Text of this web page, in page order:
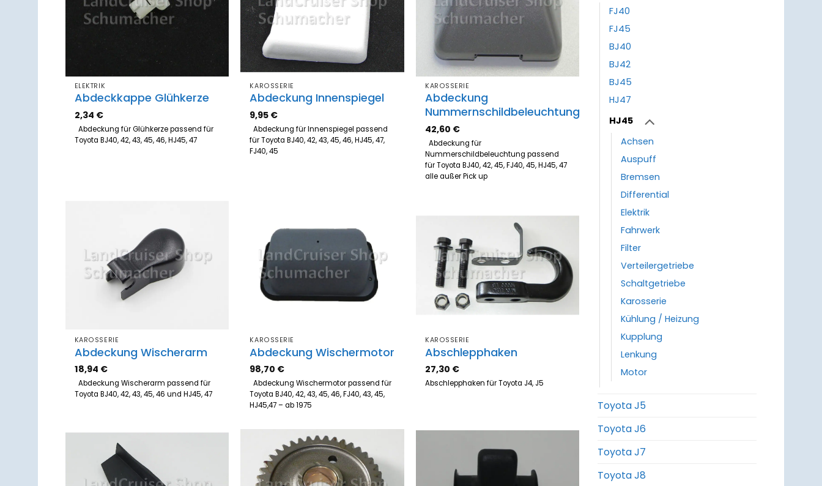
ELEKTRIK
Abdeckkappe Glühkerze
2,34 €
Abdeckung für Glühkerze passend für
Toyota BJ40, 42, 43, 45, 46, HJ45, 47
KAROSSERIE
Abdeckung Innenspiegel
9,95 €
Abdeckung für Innenspiegel passend
für Toyota BJ40, 42, 43, 45, 46, HJ45, 47,
FJ40, 45
KAROSSERIE
Abdeckung
Nummernschildbeleuchtung
42,60 €
Abdeckung für
Nummerschildbeleuchtung passend
für Toyota BJ40, 42, 45, FJ40, 45, HJ45, 47
alle außer Pick up
Merkzettel
hinzufügen
KAROSSERIE
Abdeckung Wischerarm
18,94 €
Abdeckung Wischerarm passend für
Toyota BJ40, 42, 43, 45, 46 und HJ45, 47
Merkzettel
hinzufügen
KAROSSERIE
Abdeckung Wischermotor
98,70 €
Abdeckung Wischermotor passend für
Toyota BJ40, 42, 43, 45, 46, FJ40, 43, 45,
HJ45,47 – ab 1975
hinzufügen
KAROSSERIE
Abschlepphaken
27,30 €
Abschlepphaken für Toyota J4, J5
hinzufügen
Zum
Merkzettel
hinzufügen
Merkzettel
hinzufügen
FJ40
FJ45
BJ40
BJ42
BJ45
HJ47
HJ45
Achsen
Auspuff
Bremsen
Differential
Elektrik
Fahrwerk
Filter
Verteilergetriebe
Schaltgetriebe
Karosserie
Kühlung / Heizung
Kupplung
Lenkung
Motor
Toyota J5
Toyota J6
Toyota J7
Toyota J8